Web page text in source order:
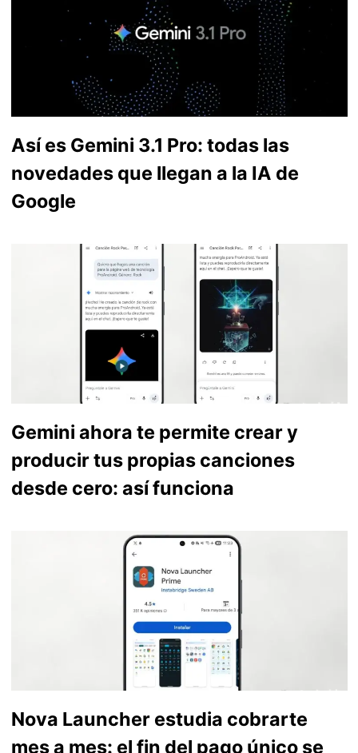
Así es Gemini 3.1 Pro: todas las
novedades que llegan a la IA de
Google
Gemini ahora te permite crear y
producir tus propias canciones
desde cero: así funciona
Nova Launcher estudia cobrarte
mes a mes: el fin del pago único se